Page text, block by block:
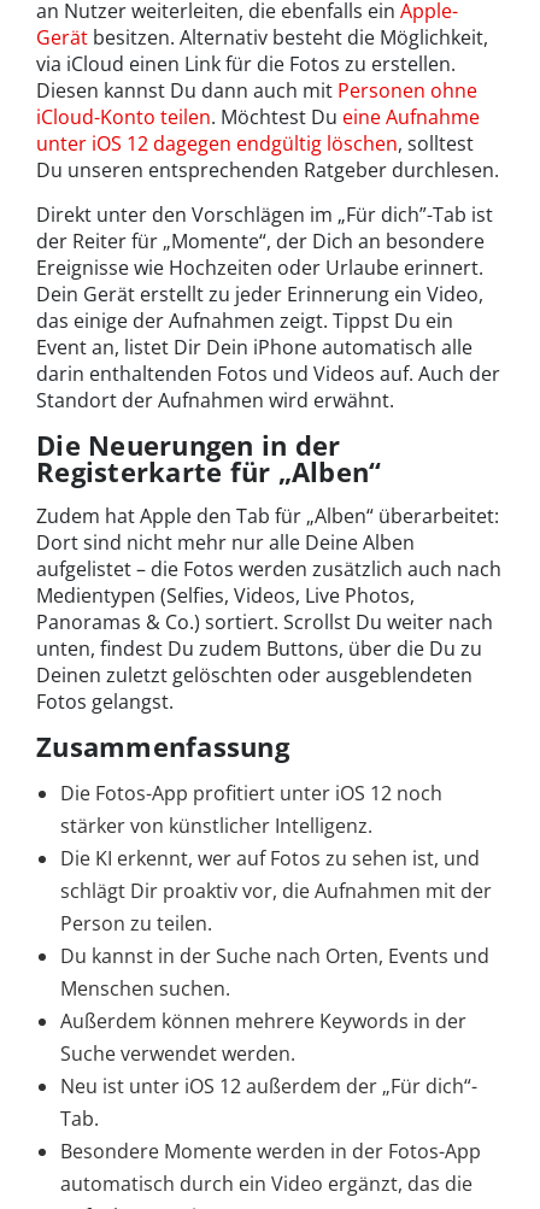
an Nutzer weiterleiten, die ebenfalls ein Apple-
Gerät besitzen. Alternativ besteht die Möglichkeit,
via iCloud einen Link für die Fotos zu erstellen.
Diesen kannst Du dann auch mit Personen ohne
iCloud-Konto teilen. Möchtest Du eine Aufnahme
unter iOS 12 dagegen endgültig löschen, solltest
Du unseren entsprechenden Ratgeber durchlesen.
Direkt unter den Vorschlägen im „Für dich”-Tab ist
der Reiter für „Momente“, der Dich an besondere
Ereignisse wie Hochzeiten oder Urlaube erinnert.
Dein Gerät erstellt zu jeder Erinnerung ein Video,
das einige der Aufnahmen zeigt. Tippst Du ein
Event an, listet Dir Dein iPhone automatisch alle
darin enthaltenden Fotos und Videos auf. Auch der
Standort der Aufnahmen wird erwähnt.
Die Neuerungen in der
Registerkarte für „Alben“
Zudem hat Apple den Tab für „Alben“ überarbeitet:
Dort sind nicht mehr nur alle Deine Alben
aufgelistet – die Fotos werden zusätzlich auch nach
Medientypen (Selfies, Videos, Live Photos,
Panoramas & Co.) sortiert. Scrollst Du weiter nach
unten, findest Du zudem Buttons, über die Du zu
Deinen zuletzt gelöschten oder ausgeblendeten
Fotos gelangst.
Zusammenfassung
Die Fotos-App profitiert unter iOS 12 noch
stärker von künstlicher Intelligenz.
Die KI erkennt, wer auf Fotos zu sehen ist, und
schlägt Dir proaktiv vor, die Aufnahmen mit der
Person zu teilen.
Du kannst in der Suche nach Orten, Events und
Menschen suchen.
Außerdem können mehrere Keywords in der
Suche verwendet werden.
Neu ist unter iOS 12 außerdem der „Für dich“-
Tab.
Besondere Momente werden in der Fotos-App
automatisch durch ein Video ergänzt, das die